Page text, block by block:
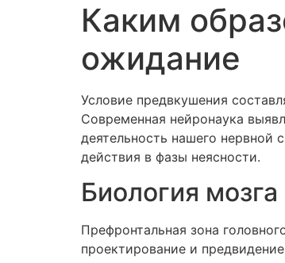
Каким
ожидание
Условие предвкушения
Современная нейронаука
деятельность нашего нервной
действия в фазы неясности.
Биология
Префронтальная зона
проектирование и